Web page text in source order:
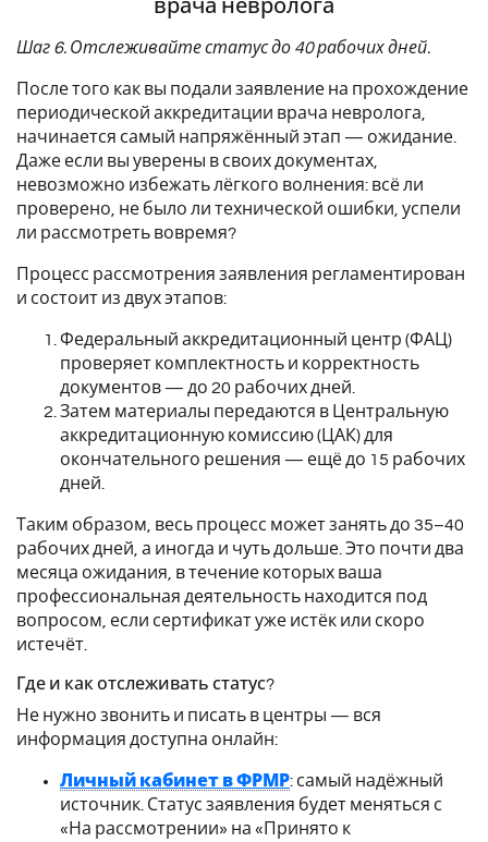
врача невролога
Шаг 6. Отслеживайте статус до 40 рабочих дней.
После того как вы подали заявление на прохождение
периодической аккредитации врача невролога,
начинается самый напряжённый этап — ожидание.
Даже если вы уверены в своих документах,
невозможно избежать лёгкого волнения: всё ли
проверено, не было ли технической ошибки, успели
ли рассмотреть вовремя?
Процесс рассмотрения заявления регламентирован
и состоит из двух этапов:
Федеральный аккредитационный центр (ФАЦ)
проверяет комплектность и корректность
документов — до 20 рабочих дней.
Затем материалы передаются в Центральную
аккредитационную комиссию (ЦАК) для
окончательного решения — ещё до 15 рабочих
дней.
Таким образом, весь процесс может занять до 35–40
рабочих дней, а иногда и чуть дольше. Это почти два
месяца ожидания, в течение которых ваша
профессиональная деятельность находится под
вопросом, если сертификат уже истёк или скоро
истечёт.
Где и как отслеживать статус?
Не нужно звонить и писать в центры — вся
информация доступна онлайн:
Личный кабинет в ФРМР: самый надёжный
источник. Статус заявления будет меняться с
«На рассмотрении» на «Принято к